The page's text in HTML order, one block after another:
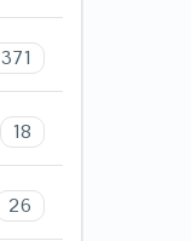
371
18
26